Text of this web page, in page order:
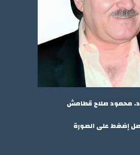
د. محمود صلاح قطامش
إضغط على الصورة